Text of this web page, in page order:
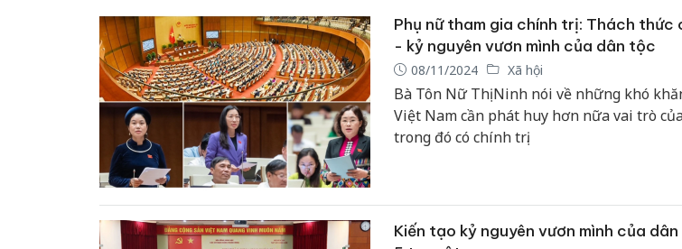
Phụ nữ tham gia chính trị: Thách thức
- kỷ nguyên vươn mình của dân tộc
08/11/2024 Xã hội
Bà Tôn Nữ Thị Ninh nói về những khó
Việt Nam cần phát huy hơn nữa vai trò
trong đó có chính trị.
Kiến tạo kỷ nguyên vươn mình của